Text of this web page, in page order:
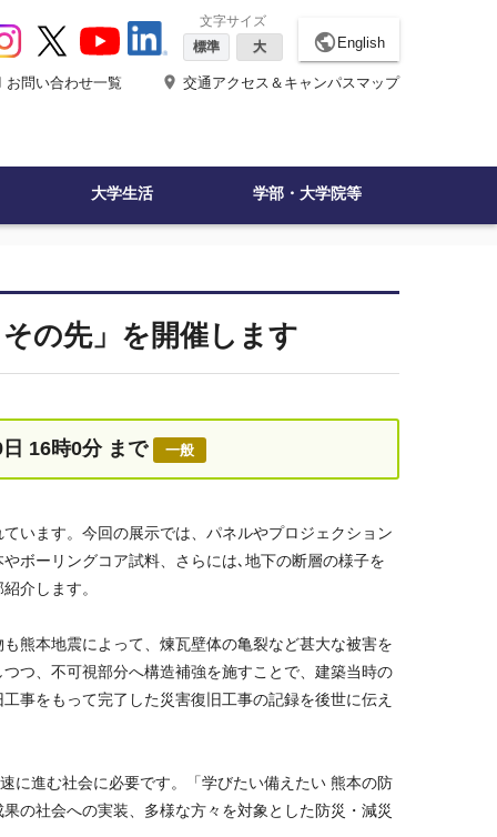
文字サイズ
標準
大 public English
お問い合わせ一覧 place 交通アクセス＆キャンパスマップ
大学生活 学部・大学院等
の先」を開催します
16時0分 まで 一般
います。今回の展示では、パネルやプロジェクション
ボーリングコア試料、さらには､地下の断層の様子を
介します。
熊本地震によって、煉瓦壁体の亀裂など甚大な被害を
つ、不可視部分へ構造補強を施すことで、建築当時の
事をもって完了した災害復旧工事の記録を後世に伝え
に進む社会に必要です。「学びたい備えたい 熊本の防
の社会への実装、多様な方々を対象とした防災・減災